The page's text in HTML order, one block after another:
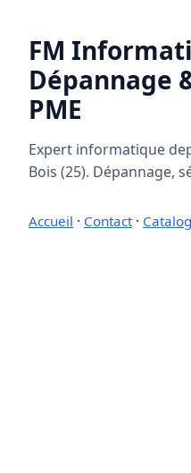
FM
Dépannage
PME
Expert informatique
Bois (25). Dépannage,
Accueil · Contact·